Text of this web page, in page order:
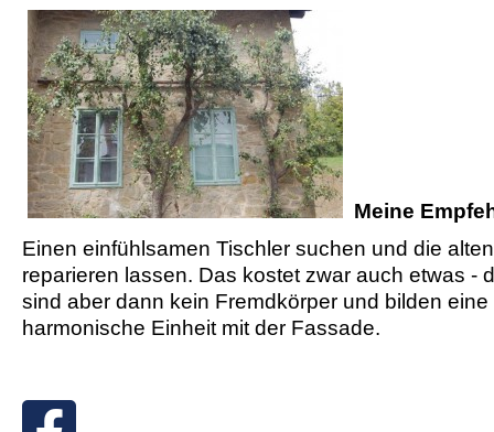
Meine
Einen einfühlsamen Tischler suchen und die
reparieren lassen. Das kostet zwar auch etwas -
sind aber dann kein Fremdkörper und bilden eine
harmonische Einheit mit der Fassade.